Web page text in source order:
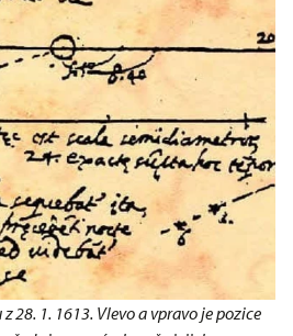
28. 1. 1613. Vlevo a vpravo je pozice